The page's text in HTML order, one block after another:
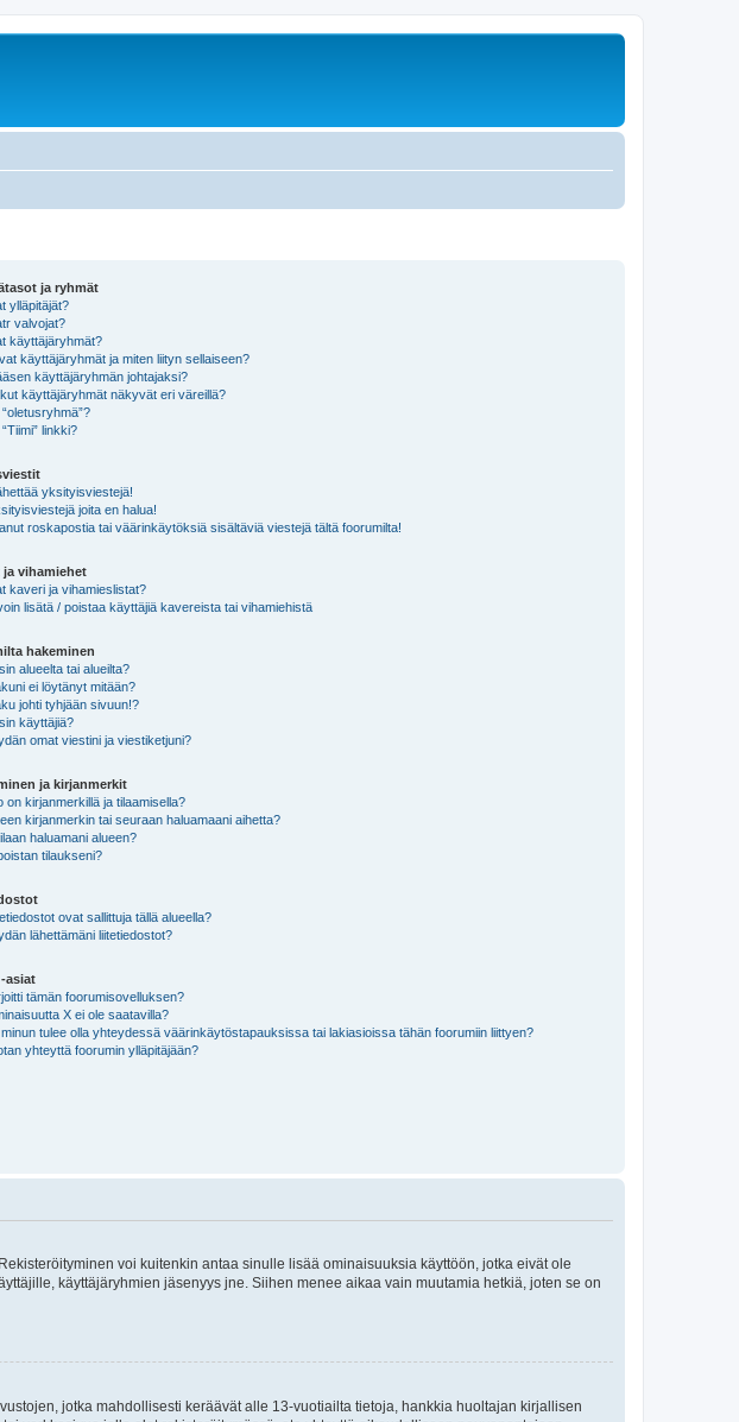
ja ryhmät
ylläpitäjät?
valvojat?
käyttäjäryhmät?
käyttäjäryhmät ja miten liityn sellaiseen?
käyttäjäryhmän johtajaksi?
käyttäjäryhmät näkyvät eri väreillä?
linkki?
yksityisviestejä!
joita en halua!
roskapostia tai väärinkäytöksiä sisältäviä viestejä tältä foorumilta!
ja vihamiehet
kaveri ja vihamieslistat?
lisätä / poistaa käyttäjiä kavereista tai vihamiehistä
hakeminen
alueelta tai alueilta?
ei löytänyt mitään?
johti tyhjään sivuun!?
käyttäjiä?
omat viestini ja viestiketjuni?
ja kirjanmerkit
on kirjanmerkillä ja tilaamisella?
kirjanmerkin tai seuraan haluamaani aihetta?
haluamani alueen?
tilaukseni?
ovat sallittuja tällä alueella?
lähettämäni liitetiedostot?
asiat
tämän foorumisovelluksen?
X ei ole saatavilla?
minun tulee olla yhteydessä väärinkäytöstapauksissa tai lakiasioissa tähän foorumiin liittyen?
yhteyttä foorumin ylläpitäjään?
voi kuitenkin antaa sinulle lisää ominaisuuksia käyttöön, jotka eivät ole
käyttäjäryhmien jäsenyys jne. Siihen menee aikaa vain muutamia hetkiä, joten se on
jotka mahdollisesti keräävät alle 13-vuotiailta tietoja, hankkia huoltajan kirjallisen